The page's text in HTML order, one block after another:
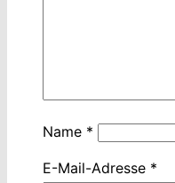
Name *
E-Mail-Adresse *